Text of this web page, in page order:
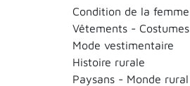
Condition de la femme
Vêtements - Costumes
Mode vestimentaire
Histoire rurale
Paysans - Monde rural